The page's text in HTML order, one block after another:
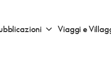
"Consigli di viaggio"Apri sotto menu
Viaggi e